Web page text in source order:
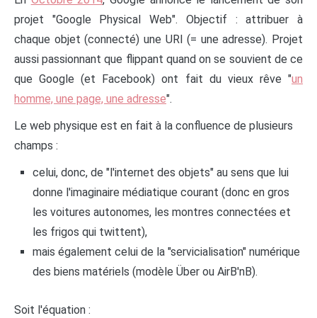
projet "Google Physical Web". Objectif : attribuer à
chaque objet (connecté) une URI (= une adresse). Projet
aussi passionnant que flippant quand on se souvient de ce
que Google (et Facebook) ont fait du vieux rêve "un
homme, une page, une adresse".
Le web physique est en fait à la confluence de plusieurs
champs :
celui, donc, de "l'internet des objets" au sens que lui
donne l'imaginaire médiatique courant (donc en gros
les voitures autonomes, les montres connectées et
les frigos qui twittent),
mais également celui de la "servicialisation" numérique
des biens matériels (modèle Über ou AirB'nB).
Soit l'équation :